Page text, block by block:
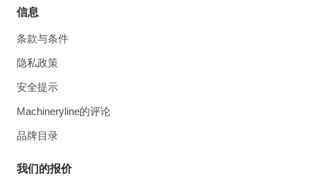
信息
条款与条件
隐私政策
安全提示
Machineryline的评论
品牌目录
我们的报价